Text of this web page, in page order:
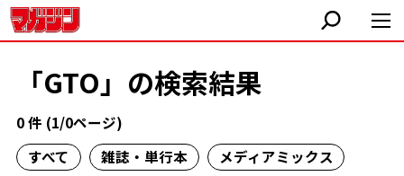
「GTO」の検索結果
0 件 (1/0ページ)
すべて
雑誌・単行本
メディアミックス